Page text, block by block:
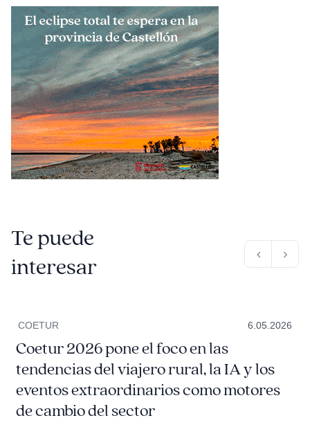
Te puede
interesar
COETUR 6.05.2026
Coetur 2026 pone el foco en las
tendencias del viajero rural, la IA y los
eventos extraordinarios como motores
de cambio del sector